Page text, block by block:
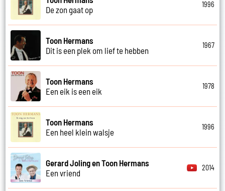
De zon gaat op
1996
Toon Hermans
Dit is een plek om lief te hebben
1967
Toon Hermans
Een eik is een eik
1978
Toon Hermans
Een heel klein walsje
1996
Gerard Joling en Toon Hermans
Een vriend
2014